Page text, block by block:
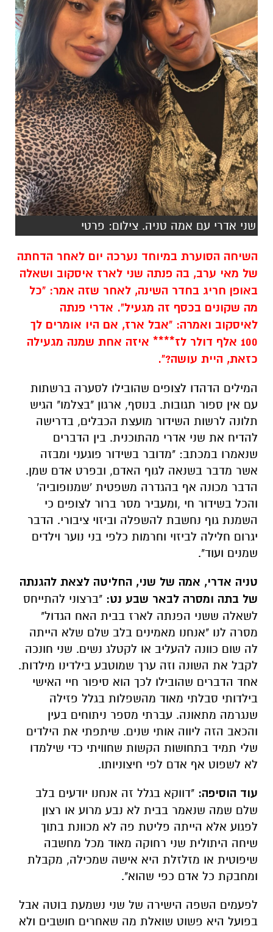
שני אדרי עם אמה טניה. צילום: פרטי
השיחה הסוערת במיוחד נערכה יום לאחר הדחתה
של מאי ערב, בה פנתה שני לארז איסקוב ושאלה
באופן חריג בחדר השינה, לאחר שזה אמר: "כל
מה שקונים בכסף זה מגעיל". אדרי פנתה
לאיסקוב ואמרה: "אבל ארז, אם היו אומרים לך
100 אלף דולר לז**** איזה אחת שמנה מגעילה
כזאת, היית עושה?".
המילים הדהדו לצופים שהובילו לסערה ברשתות
עם אין ספור תגובות. בנוסף, ארגון "בצלמו" הגיש
תלונה לרשות השידור מועצת הכבלים, בדרישה
להדיח את שני אדרי מהתוכנית. בין הדברים
שנאמרו במכתב: "מדובר בשידור פוגעני ומבזה
אשר מדבר בשנאה לגוף האדם, ובפרט אדם שמן.
הדבר מכונה אף בהגדרה משפטית 'שמנופוביה'
והכל בשידור חי ,ומעביר מסר ברור לצופים כי
השמנת גוף נחשבת להשפלה וביזוי ציבורי. הדבר
יגרום חלילה לביזוי וחרמות כלפי בני נוער וילדים
שמנים ועוד".
טניה אדרי, אמה של שני, החליטה לצאת להגנתה
של בתה ומסרה לבאר שבע נט: "ברצוני להתייחס
לשאלה ששני הפנתה לארז בבית האח הגדול"
מסרה לנו "אנחנו מאמינים בלב שלם שלא הייתה
לה שום כוונה להעליב או לקטלג נשים. שני חונכה
לקבל את השונה וזה ערך שמוטבע בילדינו מילדות.
אחד הדברים שהובילו לכך הוא סיפור חיי האישי
בילדותי סבלתי מאוד מהשפלות בגלל פזילה
שנגרמה מתאונה. עברתי מספר ניתוחים בעין
והכאב הזה ליווה אותי שנים. שיתפתי את הילדים
שלי תמיד בתחושות הקשות שחוויתי כדי שילמדו
לא לשפוט אף אדם לפי חיצוניותו.
עוד הוסיפה: "דווקא בגלל זה אנחנו יודעים בלב
שלם שמה שנאמר בבית לא נבע מרוע או רצון
לפגוע אלא הייתה פליטת פה לא מכוונת בתוך
שיחה היתולית שני רחוקה מאוד מכל מחשבה
שיפוטית או מזלזלת היא אישה שמכילה, מקבלת
ומחבקת כל אדם כפי שהוא".
לפעמים השפה הישירה של שני נשמעת בוטה אבל
בפועל היא פשוט שואלת מה שאחרים חושבים ולא